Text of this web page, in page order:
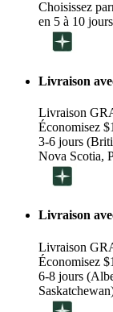
Choisissez
en 5 à 10
Livraison
Livraison
Économisez
3-6 jours
Nova Scotia,
Livraison
Livraison
Économisez
6-8 jours